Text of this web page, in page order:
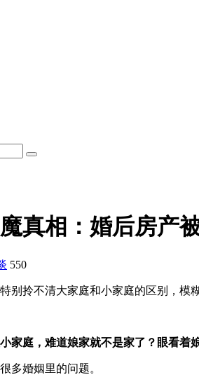
真相：婚后房产
550
别拎不清大家庭和小家庭的区别，模
家庭，难道娘家就不是家了？眼看着
多婚姻里的问题。